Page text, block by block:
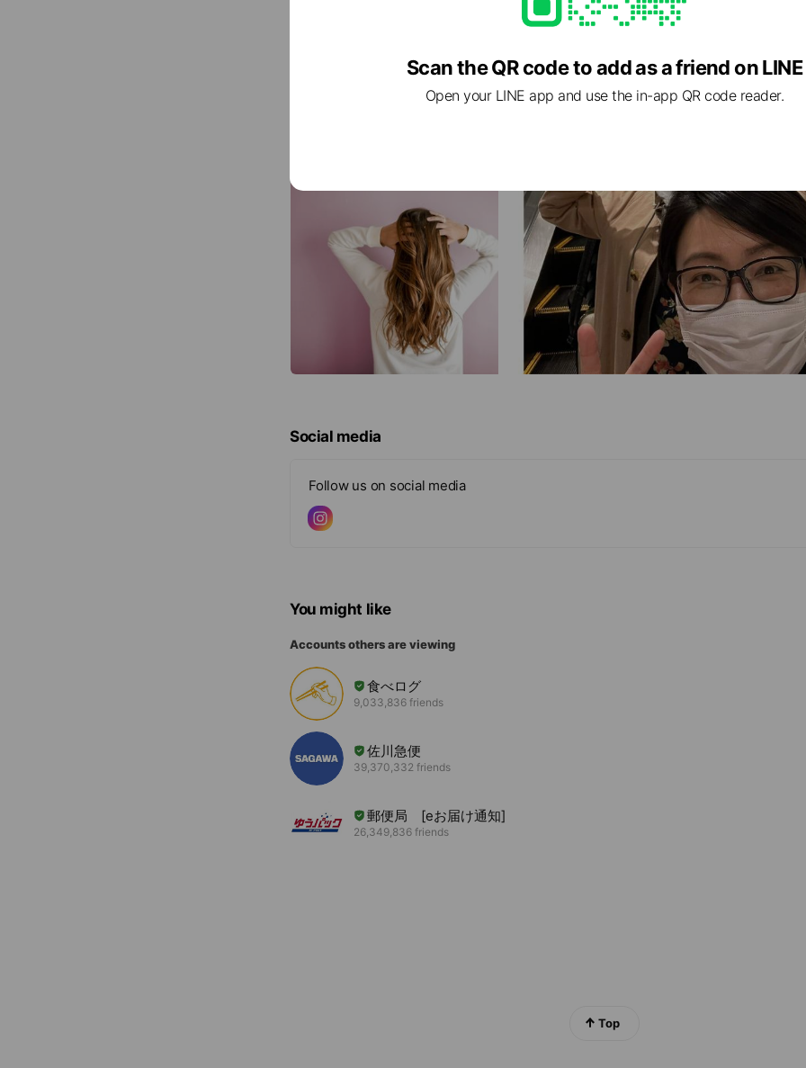
Social media
Follow us on social media
You might like
Accounts others are viewing
食べログ
9,033,836 friends
佐川急便
39,370,332 friends
郵便局 [eお届け通知]
26,349,836 friends
Top
Scan the QR code to add as a friend on LINE
Open your LINE app and use the in-app QR code reader.